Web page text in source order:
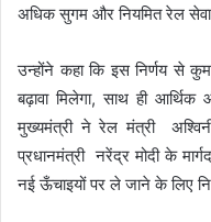
अधिक सुगम और नियमित रेल सेवा
उन्होंने कहा कि इस निर्णय से
बढ़ावा मिलेगा, साथ ही आर्थिक
मुख्यमंत्री ने रेल मंत्री
प्रधानमंत्री नरेंद्र मोदी के
नई ऊँचाइयों पर ले जाने के लिए